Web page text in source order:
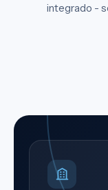
integrado -